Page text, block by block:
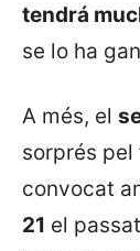
tendrá
se lo ha
A més, el
sorprés
convocat
21 el